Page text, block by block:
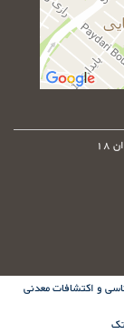
و اکتشافات معدنی